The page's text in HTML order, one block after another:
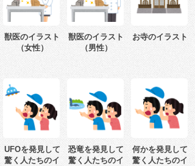
獣医のイラスト
（女性）
獣医のイラスト
（男性）
お寺のイラスト
UFOを発見して
驚く人たちのイ
恐竜を発見して
驚く人たちのイ
何かを発見して
驚く人たちのイ